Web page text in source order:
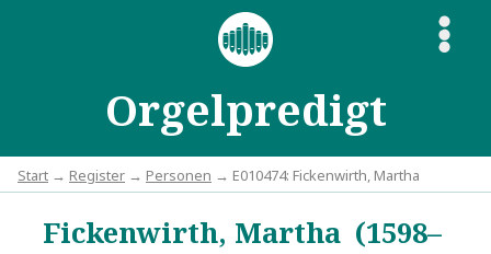
Orgelpredigt
S
Start → Register → Personen → E010474: Fickenwirth, Martha
Fickenwirth, Martha (1598–